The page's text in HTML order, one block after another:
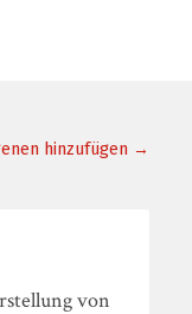
hinzufügen →
von